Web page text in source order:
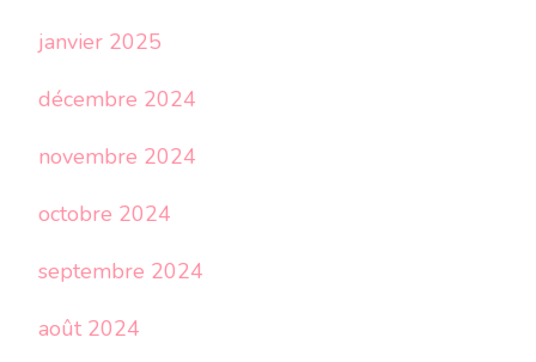
janvier 2025
décembre 2024
novembre 2024
octobre 2024
septembre 2024
août 2024